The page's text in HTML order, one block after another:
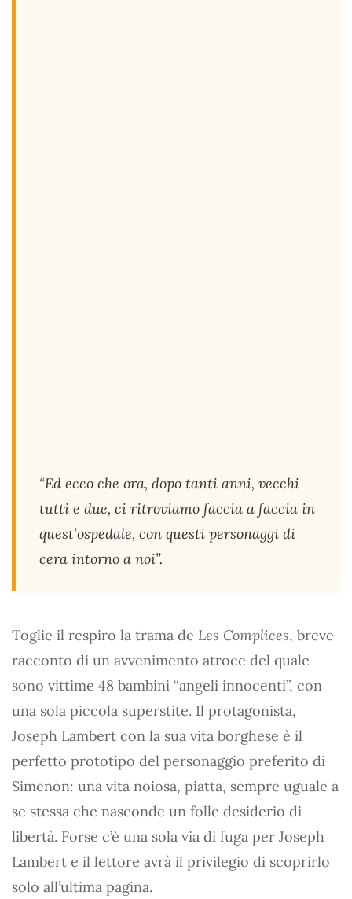
“Ed ecco che ora, dopo tanti anni, vecchi
tutti e due, ci ritroviamo faccia a faccia in
quest’ospedale, con questi personaggi di
cera intorno a noi”.
Toglie il respiro la trama de Les Complices, breve
racconto di un avvenimento atroce del quale
sono vittime 48 bambini “angeli innocenti”, con
una sola piccola superstite. Il protagonista,
Joseph Lambert con la sua vita borghese è il
perfetto prototipo del personaggio preferito di
Simenon: una vita noiosa, piatta, sempre uguale a
se stessa che nasconde un folle desiderio di
libertà. Forse c’è una sola via di fuga per Joseph
Lambert e il lettore avrà il privilegio di scoprirlo
solo all’ultima pagina.